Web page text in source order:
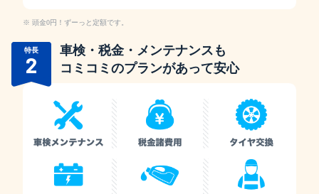
頭金0円！ずーっと定額です。
特長
2
車検・税金・メンテナンスも
コミコミのプランがあって安心